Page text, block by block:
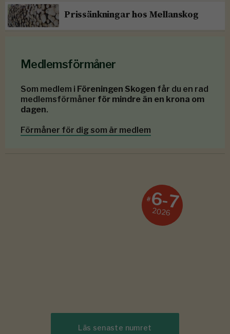
Prissänkningar hos Mellanskog
Medlemsförmåner
Som medlem i Föreningen Skogen får du en rad
medlemsförmåner för mindre än en krona om
dagen.
Förmåner för dig som är medlem
#6-7
2026
Läs senaste numret